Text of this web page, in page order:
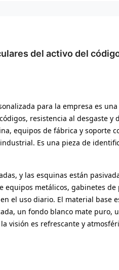
del activo del
para la empresa es
resistencia al desgaste y
equipos de fábrica y soporte
Es una pieza de
y las esquinas están
equipos metálicos, gabinetes
el uso diario. El material base
un fondo blanco mate puro,
visión es refrescante y